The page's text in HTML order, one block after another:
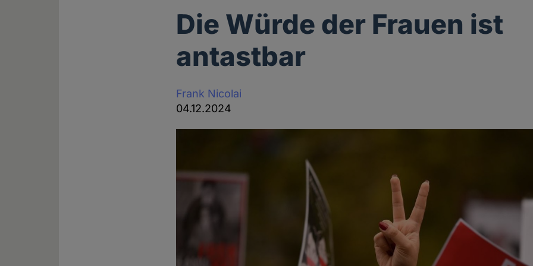
Die Würde der Frauen ist
antastbar
Frank Nicolai
04.12.2024